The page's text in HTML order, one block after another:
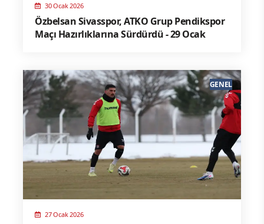
30 Ocak 2026
Özbelsan Sivasspor, ATKO Grup Pendikspor
Maçı Hazırlıklarına Sürdürdü - 29 Ocak
27 Ocak 2026
GENEL